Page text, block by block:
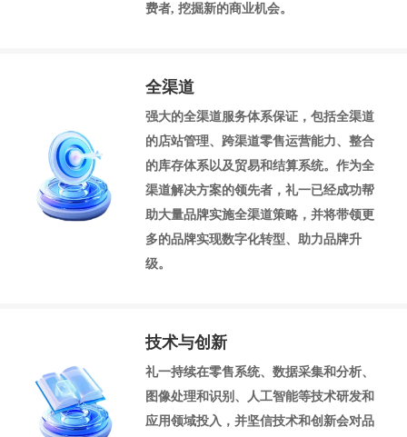
费者, 挖掘新的商业机会。
全渠道
强大的全渠道服务体系保证，包括全渠道
的店站管理、跨渠道零售运营能力、整合
的库存体系以及贸易和结算系统。作为全
渠道解决方案的领先者，礼一已经成功帮
助大量品牌实施全渠道策略，并将带领更
多的品牌实现数字化转型、助力品牌升
级。
技术与创新
礼一持续在零售系统、数据采集和分析、
图像处理和识别、人工智能等技术研发和
应用领域投入，并坚信技术和创新会对品